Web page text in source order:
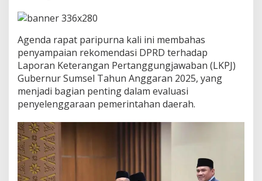
i
u
m
s
e
l
M
a
j
u
Agenda rapat paripurna kali ini membahas
penyampaian rekomendasi DPRD terhadap
Laporan Keterangan Pertanggungjawaban (LKPJ)
Gubernur Sumsel Tahun Anggaran 2025, yang
menjadi bagian penting dalam evaluasi
penyelenggaraan pemerintahan daerah.